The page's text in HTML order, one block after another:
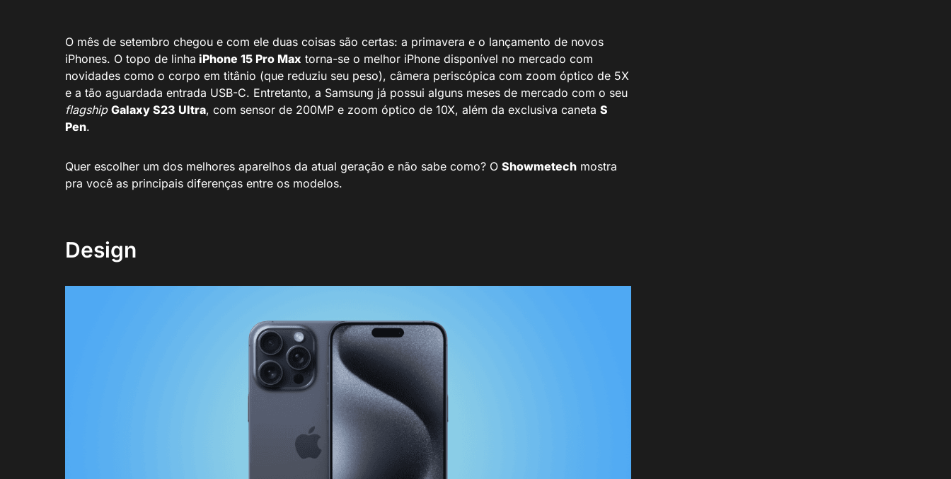
O mês de setembro chegou e com ele duas coisas são certas: a primavera e o lançamento de novos
iPhones. O topo de linha iPhone 15 Pro Max torna-se o melhor iPhone disponível no mercado com
novidades como o corpo em titânio (que reduziu seu peso), câmera periscópica com zoom óptico de 5X
e a tão aguardada entrada USB-C. Entretanto, a Samsung já possui alguns meses de mercado com o seu
flagship Galaxy S23 Ultra, com sensor de 200MP e zoom óptico de 10X, além da exclusiva caneta S
Pen.
Quer escolher um dos melhores aparelhos da atual geração e não sabe como? O Showmetech mostra
pra você as principais diferenças entre os modelos.
Design